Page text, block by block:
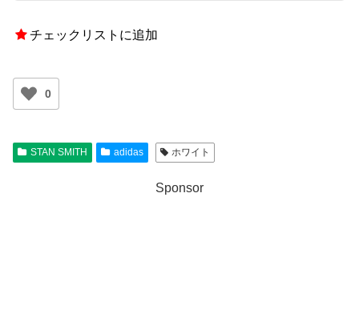
チェックリストに追加
0
STAN SMITH adidas ホワイト
Sponsor